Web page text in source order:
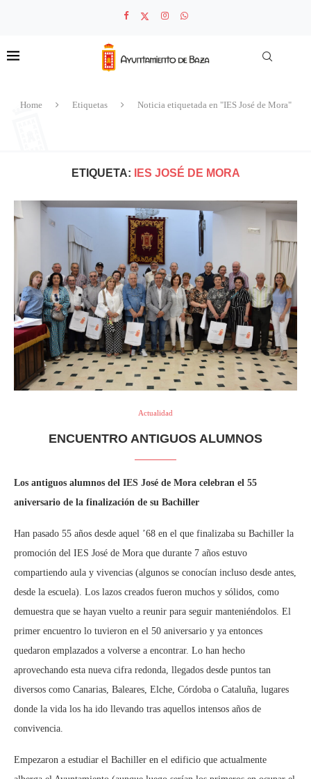
Home Etiquetas Noticia etiquetada en "IES José de Mora"
ETIQUETA: IES JOSÉ DE MORA
Actualidad
ENCUENTRO ANTIGUOS ALUMNOS
Los antiguos alumnos del IES José de Mora celebran el 55
aniversario de la finalización de su Bachiller
Han pasado 55 años desde aquel ’68 en el que finalizaba su Bachiller la
promoción del IES José de Mora que durante 7 años estuvo
compartiendo aula y vivencias (algunos se conocían incluso desde antes,
desde la escuela). Los lazos creados fueron muchos y sólidos, como
demuestra que se hayan vuelto a reunir para seguir manteniéndolos. El
primer encuentro lo tuvieron en el 50 aniversario y ya entonces
quedaron emplazados a volverse a encontrar. Lo han hecho
aprovechando esta nueva cifra redonda, llegados desde puntos tan
diversos como Canarias, Baleares, Elche, Córdoba o Cataluña, lugares
donde la vida los ha ido llevando tras aquellos intensos años de
convivencia.
Empezaron a estudiar el Bachiller en el edificio que actualmente